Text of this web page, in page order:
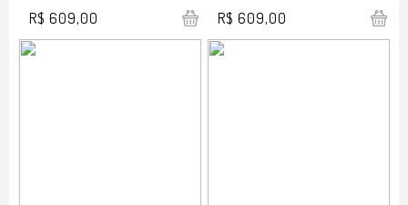
R$ 609,00 R$ 609,00